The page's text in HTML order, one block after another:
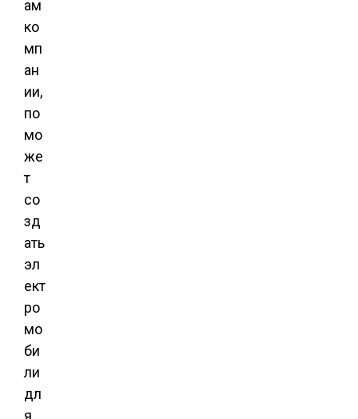
ам
ко
мп
ан
ии,
по
мо
же
т
со
зд
ать
эл
ект
ро
мо
би
ли
дл
я